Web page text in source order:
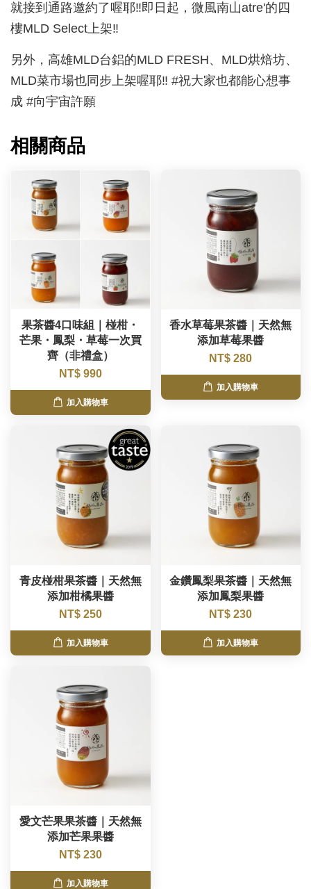
就接到通路邀約了喔耶‼️即日起，微風南山atre'的四
樓MLD Select上架‼️
另外，高雄MLD台鋁的MLD FRESH、MLD烘焙坊、
MLD菜市場也同步上架喔耶‼️ #祝大家也都能心想事
成 #向宇宙許願
相關商品
果茶醬4口味組｜椪柑・
芒果・鳳梨・草莓一次買
齊（非禮盒）
NT$ 990
加入購物車
香水草莓果茶醬｜天然無
添加草莓果醬
NT$ 280
加入購物車
青皮椪柑果茶醬｜天然無
添加柑橘果醬
NT$ 250
加入購物車
金鑽鳳梨果茶醬｜天然無
添加鳳梨果醬
NT$ 230
加入購物車
愛文芒果果茶醬｜天然無
添加芒果果醬
NT$ 230
加入購物車